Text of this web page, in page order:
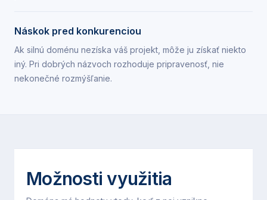
Náskok pred konkurenciou
Ak silnú doménu nezíska váš projekt, môže ju získať niekto
iný. Pri dobrých názvoch rozhoduje pripravenosť, nie
nekonečné rozmýšľanie.
Možnosti využitia